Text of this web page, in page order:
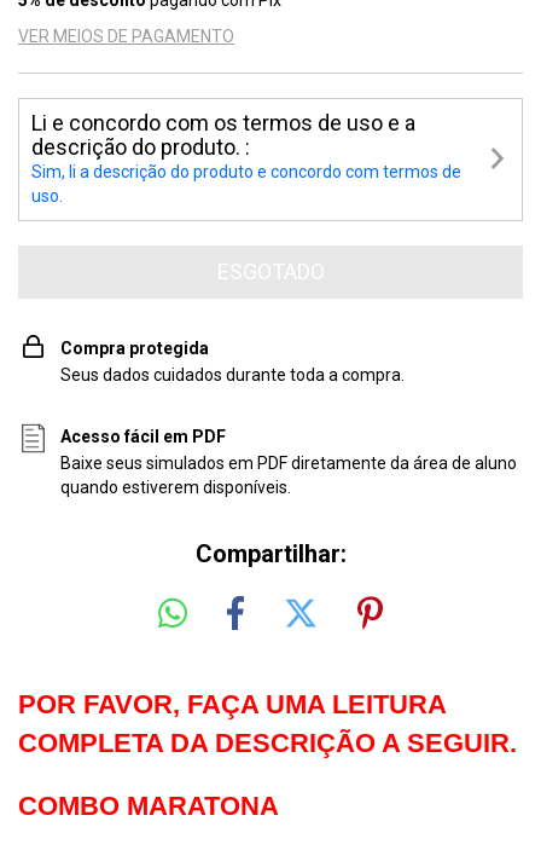
VER MEIOS DE PAGAMENTO
Li e concordo com os termos de uso e a
descrição do produto. :
Sim, li a descrição do produto e concordo com termos de
uso.
Compra protegida
Seus dados cuidados durante toda a compra.
Acesso fácil em PDF
Baixe seus simulados em PDF diretamente da área de aluno
quando estiverem disponíveis.
Compartilhar:
POR FAVOR, FAÇA UMA LEITURA
COMPLETA DA DESCRIÇÃO A SEGUIR.
COMBO MARATONA